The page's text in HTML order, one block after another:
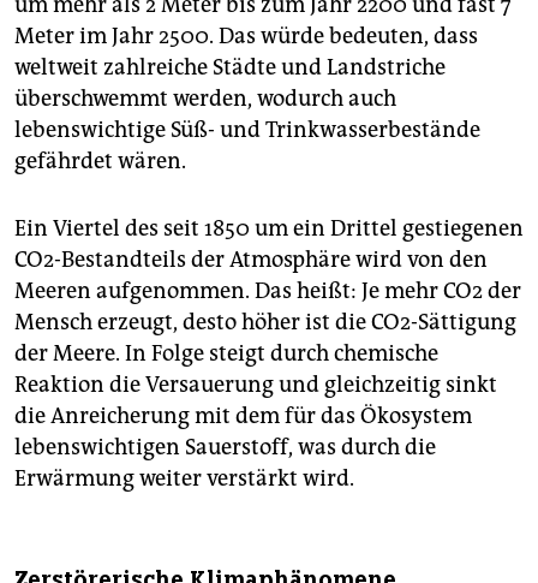
um mehr als 2 Meter bis zum Jahr 2200 und fast 7
Meter im Jahr 2500. Das würde bedeuten, dass
weltweit zahlreiche Städte und Landstriche
überschwemmt werden, wodurch auch
lebenswichtige Süß- und Trinkwasserbestände
gefährdet wären.
Ein Viertel des seit 1850 um ein Drittel gestiegenen
CO2-Bestandteils der Atmosphäre wird von den
Meeren aufgenommen. Das heißt: Je mehr CO2 der
Mensch erzeugt, desto höher ist die CO2-Sättigung
der Meere. In Folge steigt durch chemische
Reaktion die Versauerung und gleichzeitig sinkt
die Anreicherung mit dem für das Ökosystem
lebenswichtigen Sauerstoff, was durch die
Erwärmung weiter verstärkt wird.